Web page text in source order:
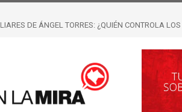
Y LA FERIA?EL PRESTIGIO, LAS PASARELAS Y